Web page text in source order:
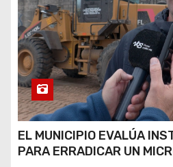
EL MUNICIPIO EVALÚA
PARA ERRADICAR UN